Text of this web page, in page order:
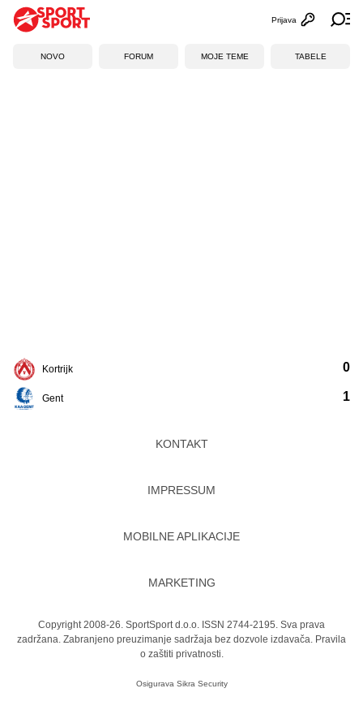
Otvori
Prijava
NOVO FORUM MOJE TEME TABELE
Kortrijk
Gent
0
1
KONTAKT
IMPRESSUM
MOBILNE APLIKACIJE
MARKETING
Copyright 2008-26. SportSport d.o.o. ISSN 2744-2195. Sva prava
zadržana. Zabranjeno preuzimanje sadržaja bez dozvole izdavača. Pravila
o zaštiti privatnosti.
Osigurava Sikra Security